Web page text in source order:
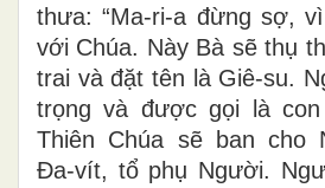
thưa: “Ma-ri-a đừng sợ,
với Chúa. Này Bà sẽ thụ
trai và đặt tên là Giê-su.
trọng và được gọi là
Thiên Chúa sẽ ban cho
Ða-vít, tổ phụ Người.